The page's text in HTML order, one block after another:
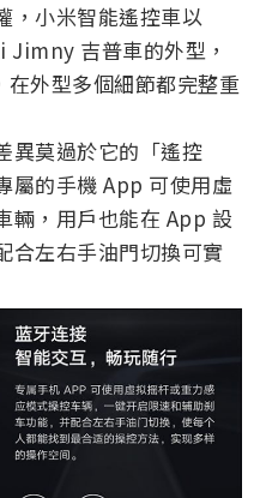
，小米智能遙控車以
Jimny 吉普車的外型，
外型多個細節都完整重
異莫過於它的「遙控
屬的手機 App 可使用虛
輛，用戶也能在 App 設
合左右手油門切換可實